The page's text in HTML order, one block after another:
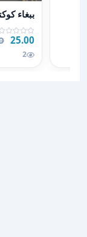
عرض
ببغاء
25.00 JOD
2